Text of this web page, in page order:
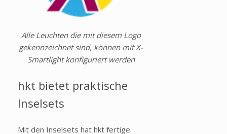
Alle Leuchten die mit diesem Logo
gekennzeichnet sind, können mit X-
Smartlight konfiguriert werden
hkt bietet praktische
Inselsets
Mit den Inselsets hat hkt fertige